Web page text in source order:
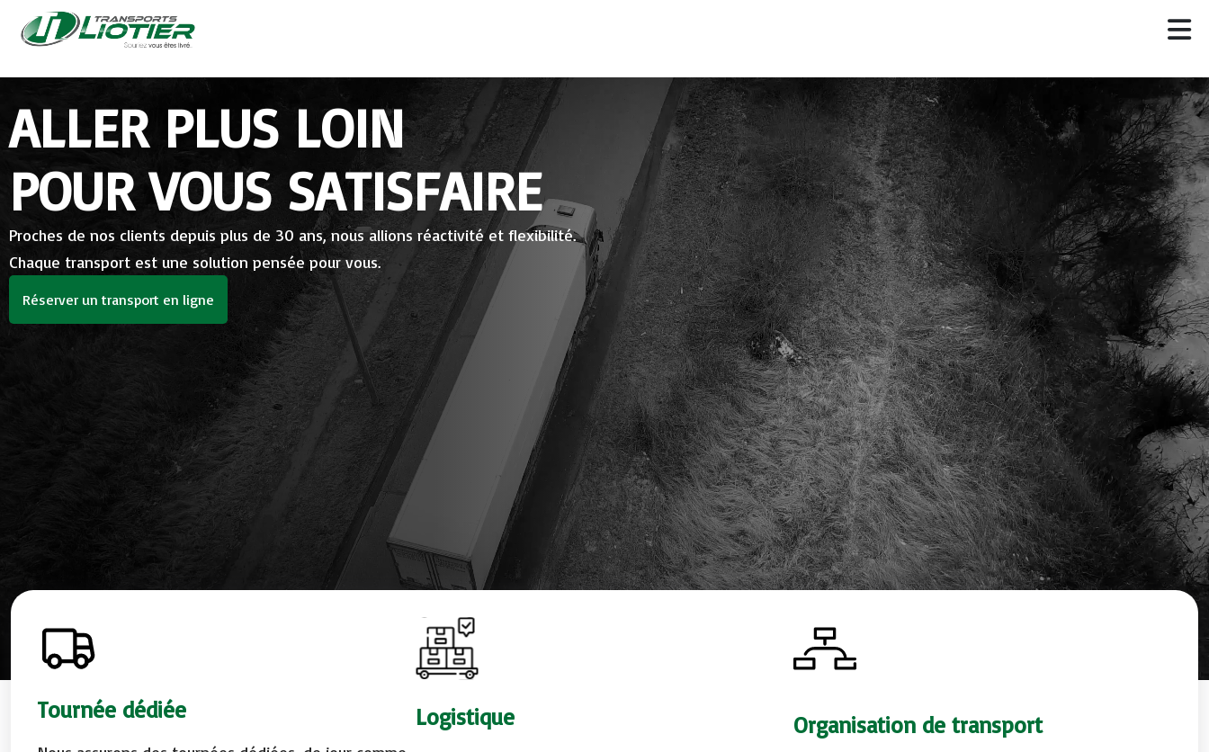
ALLER PLUS LOIN
POUR VOUS SATISFAIRE
Proches de nos clients depuis plus de 30 ans, nous allions réactivité et flexibilité.
Chaque transport est une solution pensée pour vous.
Réserver un transport en ligne
Tournée dédiée Logistique Organisation de transport